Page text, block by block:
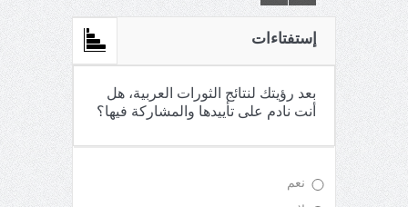
إستفتاءات
بعد رؤيتك لنتائج الثورات العربية، هل
أنت نادم على تأييدها والمشاركة فيها؟
نعم